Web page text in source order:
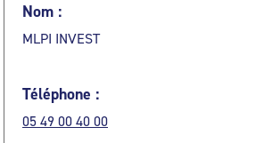
Nom :
MLPI INVEST
Téléphone :
05 49 00 40 00